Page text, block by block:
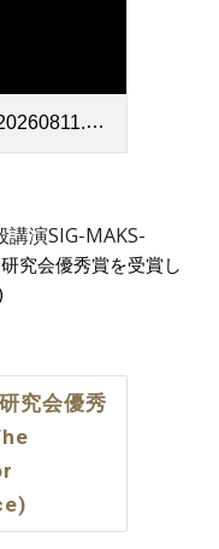
講演SIG-MAKS-
究会優秀賞を受賞し
究会優秀